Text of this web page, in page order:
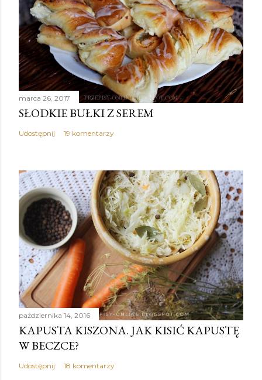
marca 26, 2017
SŁODKIE BUŁKI Z SEREM
Udostępnij 19 komentarzy
października 14, 2016
KAPUSTA KISZONA. JAK KISIĆ KAPUSTĘ
W BECZCE?
Udostępnij 18 komentarzy